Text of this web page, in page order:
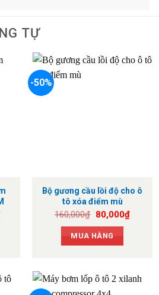
TỰ
Giá
-50%
Bộ gương cầu lồi độ cho ô
tô xóa điểm mù
160,000₫ Giá
gốc
là:
160,000₫.
80,000₫Giá
hiện
MUA HÀNG